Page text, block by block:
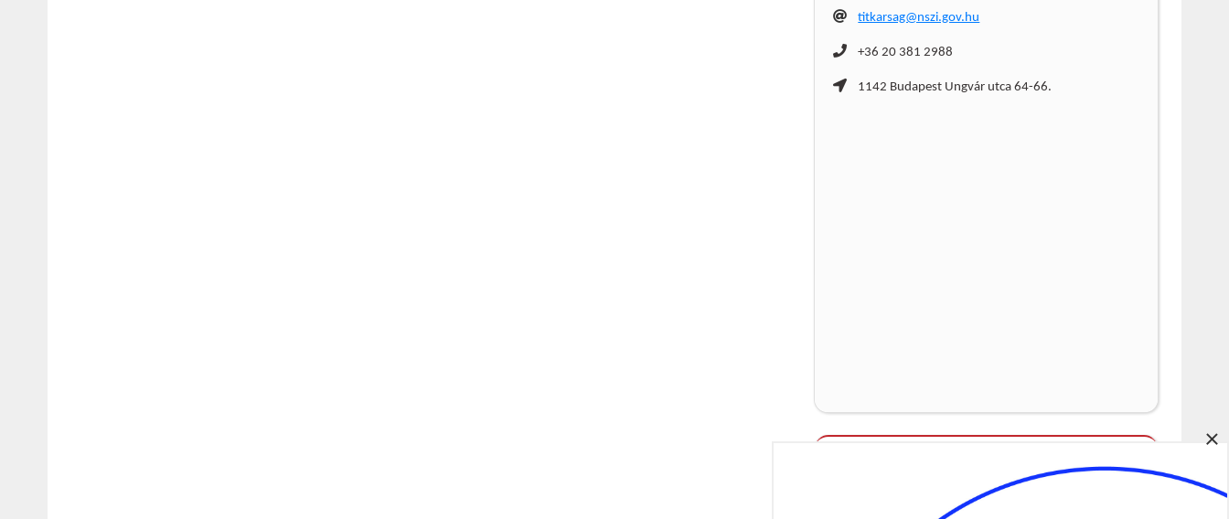
×
titkarsag@nszi.gov.hu
+36 20 381 2988
1142 Budapest Ungvár utca 64-66.